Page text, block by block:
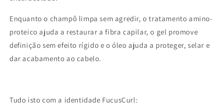
Enquanto o champô limpa sem agredir, o tratamento amino-
proteico ajuda a restaurar a fibra capilar, o gel promove
definição sem efeito rígido e o óleo ajuda a proteger, selar e
dar acabamento ao cabelo.
Tudo isto com a identidade FucusCurl: